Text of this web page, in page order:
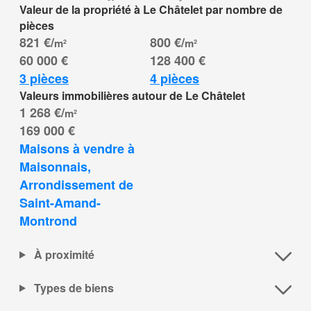
Valeur de la propriété à Le Châtelet par nombre de
pièces
60 000 €
821 €/m²
3 pièces
128 400 €
800 €/m²
4 pièces
Valeurs immobilières autour de Le Châtelet
169 000 €
1 268 €/m²
Maisons à vendre à
Maisonnais,
Arrondissement de
Saint-Amand-
Montrond
À proximité
Types de biens